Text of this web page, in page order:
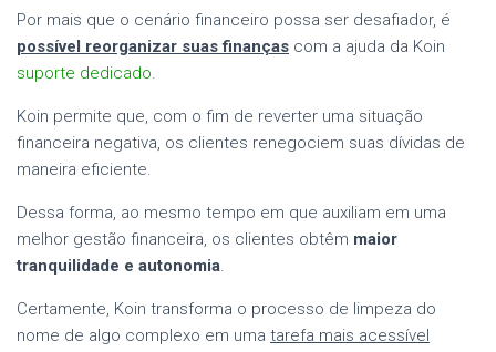
Por mais que o cenário financeiro possa ser desafiador, é
possível reorganizar suas finanças com a ajuda da Koin
suporte dedicado.
Koin permite que, com o fim de reverter uma situação
financeira negativa, os clientes renegociem suas dívidas de
maneira eficiente.
Dessa forma, ao mesmo tempo em que auxiliam em uma
melhor gestão financeira, os clientes obtêm maior
tranquilidade e autonomia.
Certamente, Koin transforma o processo de limpeza do
nome de algo complexo em uma tarefa mais acessível